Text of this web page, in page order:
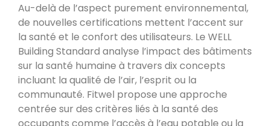
Au-delà de l’aspect purement environnemental,
de nouvelles certifications mettent l’accent sur
la santé et le confort des utilisateurs. Le WELL
Building Standard analyse l’impact des bâtiments
sur la santé humaine à travers dix concepts
incluant la qualité de l’air, l’esprit ou la
communauté. Fitwel propose une approche
centrée sur des critères liés à la santé des
occupants comme l’accès à l’eau potable ou la